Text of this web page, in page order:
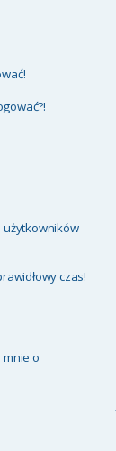
użytkowników
czas!
mnie o